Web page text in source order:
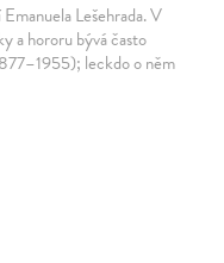
Lešehrada. V
a hororu bývá často
leckdo o něm